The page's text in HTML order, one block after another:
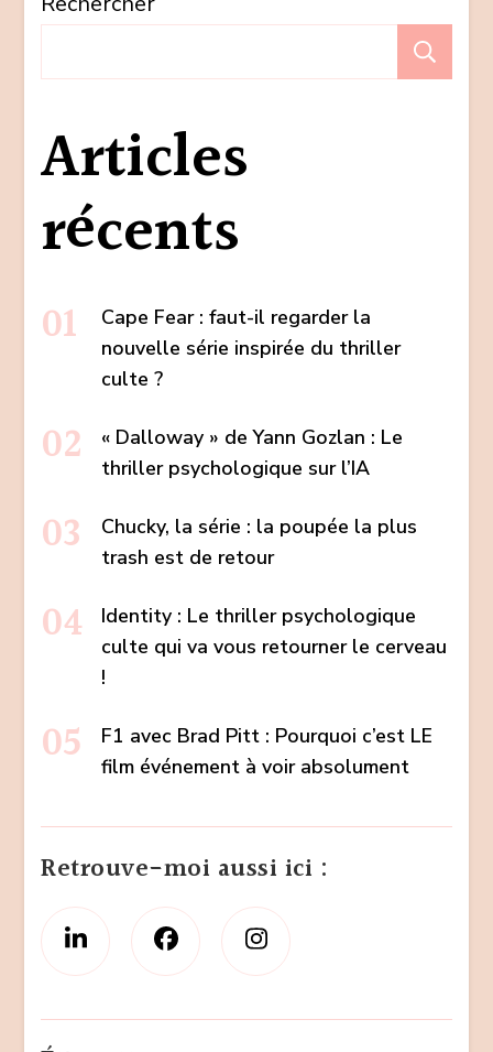
Articles
récents
Cape Fear : faut-il regarder la
nouvelle série inspirée du thriller
culte ?
« Dalloway » de Yann Gozlan : Le
thriller psychologique sur l’IA
Chucky, la série : la poupée la plus
trash est de retour
Identity : Le thriller psychologique
culte qui va vous retourner le cerveau
!
F1 avec Brad Pitt : Pourquoi c’est LE
film événement à voir absolument
Retrouve-moi aussi ici :